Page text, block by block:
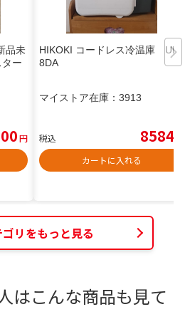
品未
ー
円
HIKOKI コードレス冷温庫 UL1
8DA
マイストア在庫： 3913
税込 8584
カートに入れる
リをもっと見る
はこんな商品も見て